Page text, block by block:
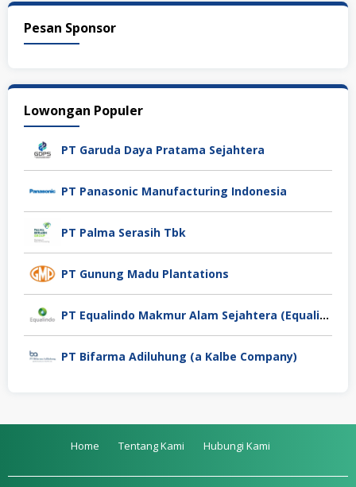
Pesan Sponsor
Lowongan Populer
PT Garuda Daya Pratama Sejahtera
PT Panasonic Manufacturing Indonesia
PT Palma Serasih Tbk
PT Gunung Madu Plantations
PT Equalindo Makmur Alam Sejahtera (Equalindo Group)
PT Bifarma Adiluhung (a Kalbe Company)
Home Tentang Kami Hubungi Kami